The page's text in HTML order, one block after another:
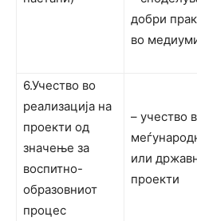
добри
во
6.Учество во
реализација на
проекти од
значење за
воспитно-
образовниот
процес
– учество
или
проекти